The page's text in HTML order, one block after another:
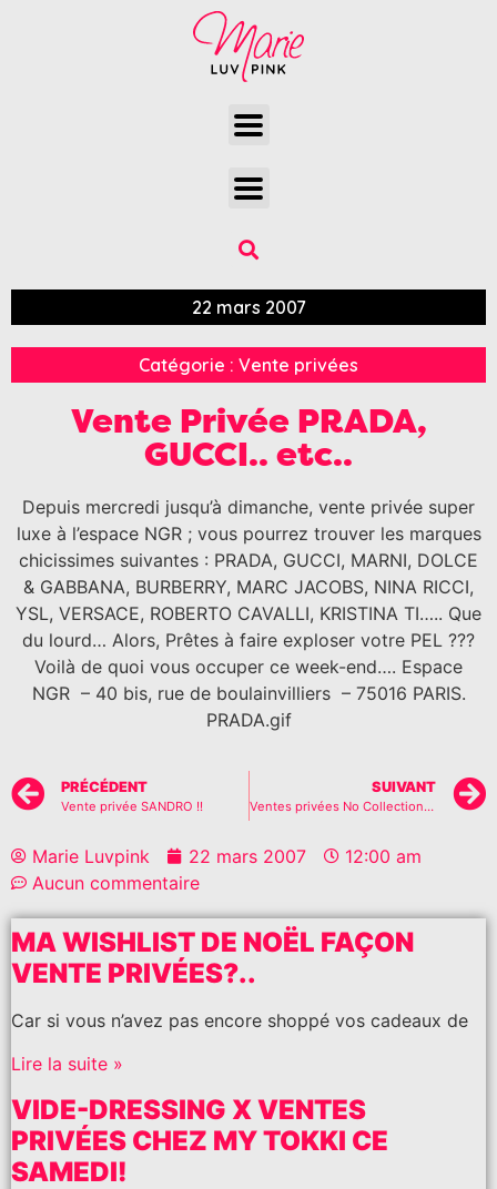
22 mars 2007
Catégorie : Vente privées
Vente Privée PRADA,
GUCCI.. etc..
Depuis mercredi jusqu’à dimanche, vente privée super
luxe à l’espace NGR ; vous pourrez trouver les marques
chicissimes suivantes : PRADA, GUCCI, MARNI, DOLCE
& GABBANA, BURBERRY, MARC JACOBS, NINA RICCI,
YSL, VERSACE, ROBERTO CAVALLI, KRISTINA TI….. Que
du lourd… Alors, Prêtes à faire exploser votre PEL ???
Voilà de quoi vous occuper ce week-end…. Espace
NGR – 40 bis, rue de boulainvilliers – 75016 PARIS.
PRADA.gif
PRÉCÉDENT
Vente privée SANDRO !!
SUIVANT
Ventes privées No Collection, Shyde, Abaco…
Marie Luvpink 22 mars 2007
12:00 am
Aucun commentaire
MA WISHLIST DE NOËL FAÇON
VENTE PRIVÉES?..
Car si vous n’avez pas encore shoppé vos cadeaux de
Lire la suite »
VIDE-DRESSING X VENTES
PRIVÉES CHEZ MY TOKKI CE
SAMEDI!